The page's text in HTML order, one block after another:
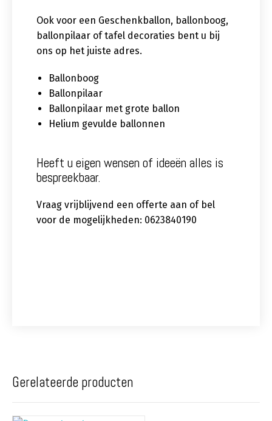
Ook voor een Geschenkballon, ballonboog,
ballonpilaar of tafel decoraties bent u bij
ons op het juiste adres.
Ballonboog
Ballonpilaar
Ballonpilaar met grote ballon
Helium gevulde ballonnen
Heeft u eigen wensen of ideeën alles is
bespreekbaar.
Vraag vrijblijvend een offerte aan of bel
voor de mogelijkheden: 0623840190
Gerelateerde producten